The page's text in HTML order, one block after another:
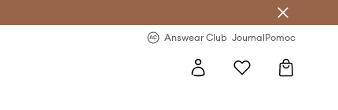
Answear Club JournalPomoc